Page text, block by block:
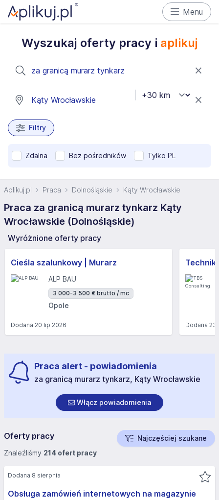
Menu
Wyszukaj oferty pracy i aplikuj
Filtry
Zdalna Bez pośredników Tylko PL
Aplikuj.pl Praca Dolnośląskie Kąty Wrocławskie
Praca za granicą murarz tynkarz Kąty
Wrocławskie (Dolnośląskie)
Wyróżnione oferty pracy
Cieśla szalunkowy | Murarz
ALP BAU
3 000-3 500 € brutto / mc
Opole
Dodana 20 lip 2026 Dodana23
Praca alert - powiadomienia
za granicą murarz tynkarz, Kąty Wrocławskie
Włącz powiadomienia
Oferty pracy
Najczęściej szukane
Znaleźliśmy 214 ofert pracy
Obsługa zamówień internetowych na magazynie
Dodana 8 sierpnia